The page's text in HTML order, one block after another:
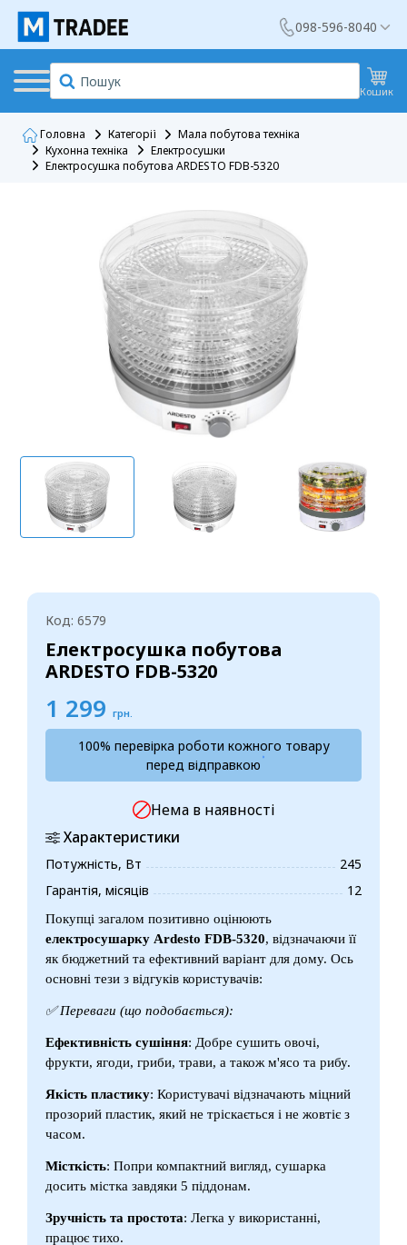
098-596-8040
Кошик
Головна Категорії
Мала побутова техніка
Кухонна техніка
Електросушки
Електросушка побутова ARDESTO FDB-5320
Код: 6579
Електросушка побутова
ARDESTO FDB-5320
1 299 грн.
100% перевірка роботи кожного товару
перед відправкою
Нема в наявності
Характеристики
Потужність, Вт
245
Гарантія, місяців
12
Покупці загалом позитивно оцінюють
електросушарку Ardesto FDB-5320, відзначаючи її
як бюджетний та ефективний варіант для дому. Ось
основні тези з відгуків користувачів:
✅ Переваги (що подобається):
Ефективність сушіння: Добре сушить овочі,
фрукти, ягоди, гриби, трави, а також м'ясо та рибу.
Якість пластику: Користувачі відзначають міцний
прозорий пластик, який не тріскається і не жовтіє з
часом.
Місткість: Попри компактний вигляд, сушарка
досить містка завдяки 5 піддонам.
Зручність та простота: Легка у використанні,
працює тихо.